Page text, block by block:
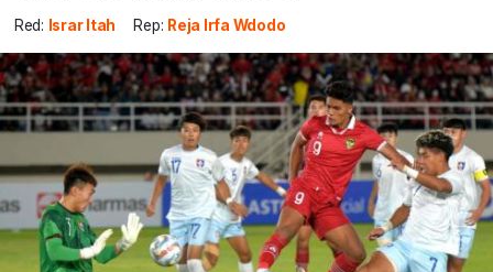
Red: Israr Itah Rep: Reja Irfa Wdodo